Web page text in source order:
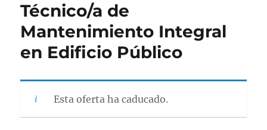
Técnico/a de
Mantenimiento Integral
en Edificio Público
Esta oferta ha caducado.